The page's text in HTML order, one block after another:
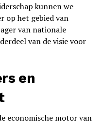
kunnen we
op het gebied van
van nationale
van de visie voor
en
economische motor van